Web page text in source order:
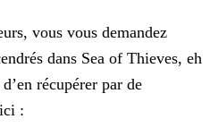
vous vous demandez
dans Sea of Thieves, eh
récupérer par de
: